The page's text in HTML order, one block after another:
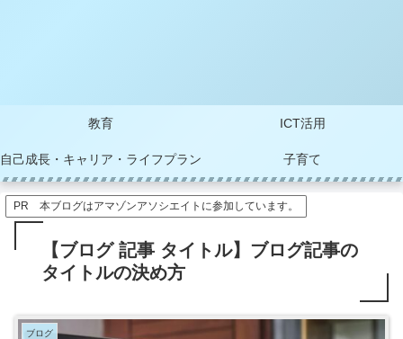
教育 ICT活用
自己成長・キャリア・ライフプラン 子育て
PR 本ブログはアマゾンアソシエイトに参加しています。
【ブログ 記事 タイトル】ブログ記事の
タイトルの決め方
ブログ